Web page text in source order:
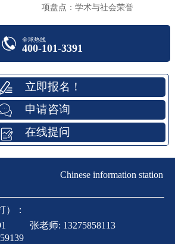
项盘点：学术与社会荣誉
全球热线
400-101-3391
立即报名！
申请咨询
在线提问
Chinese information station
）：
张老师: 13275858113